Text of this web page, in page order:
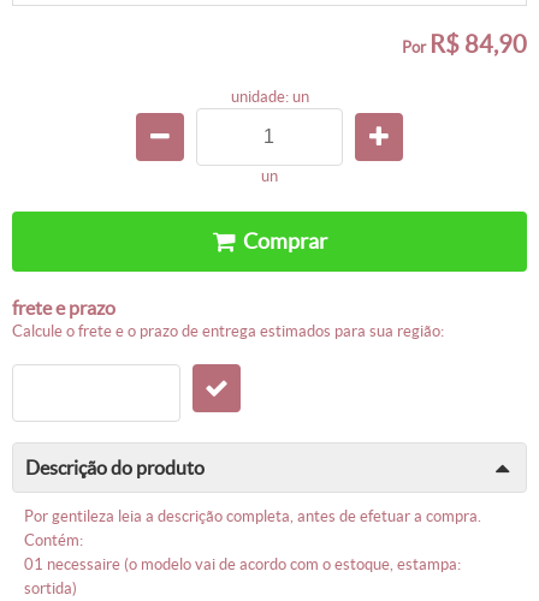
por R$ 84,90
unidade: un
un
comprar
frete e prazo
calcule o frete e o prazo de entrega estimados para sua região:
descrição do produto
por gentileza leia a descrição completa, antes de efetuar a compra.
contém:
01 necessaire (o modelo vai de acordo com o estoque, estampa:
sortida)